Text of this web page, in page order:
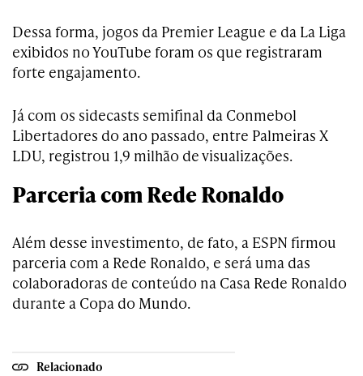
Dessa forma, jogos da Premier League e da La Liga
exibidos no YouTube foram os que registraram
forte engajamento.
Já com os sidecasts semifinal da Conmebol
Libertadores do ano passado, entre Palmeiras X
LDU, registrou 1,9 milhão de visualizações.
Parceria com Rede Ronaldo
Além desse investimento, de fato, a ESPN firmou
parceria com a Rede Ronaldo, e será uma das
colaboradoras de conteúdo na Casa Rede Ronaldo
durante a Copa do Mundo.
Relacionado